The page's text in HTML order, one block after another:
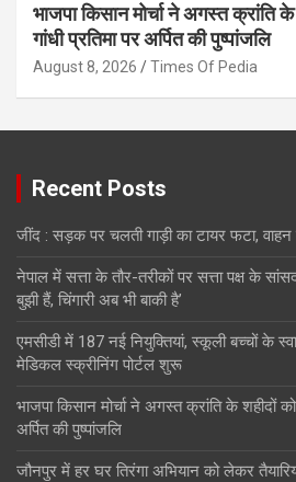
भाजपा किसान मोर्चा ने अगस्त क्रांति
गांधी प्रतिमा पर अर्पित की पुष्पांजलि
August 8, 2026 Times Of Pedia
Recent Posts
जींद : सड़क पर चलती गाड़ी का टायर फटा,
नेपाल में सत्ता के तौर-तरीकों पर सत्ता पक्ष के
बुझी हैं, चिंगारी अब भी बाकी है’
एमसीडी में 187 नई नियुक्तियां, स्कूली बच्चों के
मेडिकल स्क्रीनिंग पोर्टल शुरू
भाजपा किसान मोर्चा ने अगस्त क्रांति के शहीदों को
अर्पित की पुष्पांजलि
जौनपुर में हर घर तिरंगा अभियान को लेकर